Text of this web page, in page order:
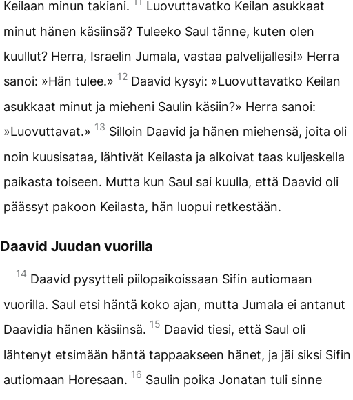
Keilaan minun takiani.
Luovuttavatko Keilan asukkaat
minut hänen käsiinsä? Tuleeko Saul tänne, kuten olen
kuullut? Herra, Israelin Jumala, vastaa palvelijallesi!» Herra
sanoi: »Hän tulee.» 12 Daavid kysyi: »Luovuttavatko Keilan
asukkaat minut ja mieheni Saulin käsiin?» Herra sanoi:
»Luovuttavat.» 13 Silloin Daavid ja hänen miehensä, joita oli
noin kuusisataa, lähtivät Keilasta ja alkoivat taas kuljeskella
paikasta toiseen. Mutta kun Saul sai kuulla, että Daavid oli
päässyt pakoon Keilasta, hän luopui retkestään.
Daavid Juudan vuorilla
14 Daavid pysytteli piilopaikoissaan Sifin autiomaan
vuorilla. Saul etsi häntä koko ajan, mutta Jumala ei antanut
Daavidia hänen käsiinsä. 15 Daavid tiesi, että Saul oli
lähtenyt etsimään häntä tappaakseen hänet, ja jäi siksi Sifin
autiomaan Horesaan. 16 Saulin poika Jonatan tuli sinne